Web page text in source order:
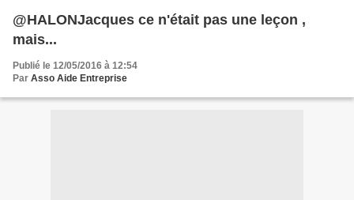
@HALONJacques ce n'était pas une leçon ,
mais...
Publié le 12/05/2016 à 12:54
Par Asso Aide Entreprise